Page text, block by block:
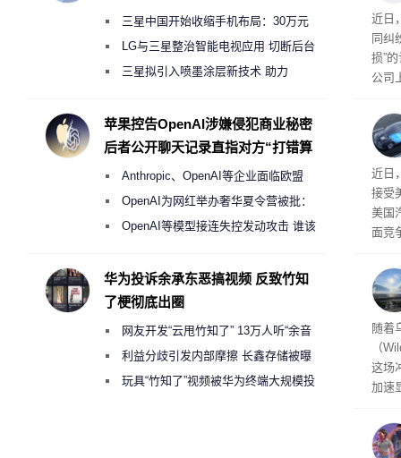
近日
同纠
损”
公司
事
给
近日
接受
美国
面竞
性。
经
随着
（
这场
加速
物
毁，
三星中国开始收缩手机布局：30万元
月销售额不达标门店 将被逐步清退
LG与三星整治智能电视应用 切断后台
偷偷共享带宽的违规行为
三星拟引入喷墨涂层新技术 助力
度
苹果控告OpenAI涉嫌侵犯商业秘密
后者公开聊天记录直指对方“打错算
Anthropic、OpenAI等企业面临欧盟
《人工智能法案》全新执法权限审查
OpenAI为网红举办奢华夏令营被批：
2000美元一晚 遭讽“反乌托邦”
OpenAI等模型接连失控发动攻击 谁该
华为投诉余承东恶搞视频 反致竹知
了梗彻底出圈
网友开发“云甩竹知了” 13万人听“余音
绕梁”利益分歧引发内部摩擦 长鑫存储被曝
曾将华为驻场工程师驱逐出研发基地
玩具“竹知了”视频被华为终端大规模投